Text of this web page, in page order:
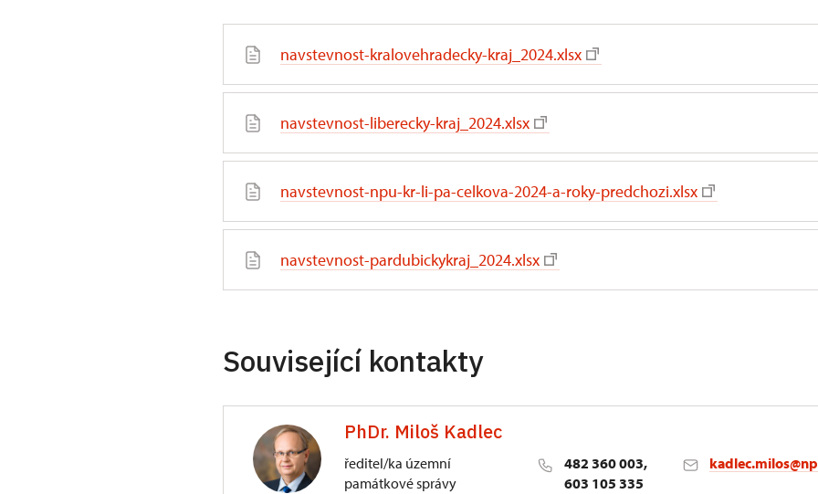
navstevnost-kralovehradecky-kraj_2024.xlsx
navstevnost-liberecky-kraj_2024.xlsx
navstevnost-npu-kr-li-pa-celkova-2024-a-roky-predchozi.xlsx
navstevnost-pardubickykraj_2024.xlsx
Související kontakty
PhDr. Miloš Kadlec
ředitel/ka územní
památkové správy
482 360 003,
603 105 335